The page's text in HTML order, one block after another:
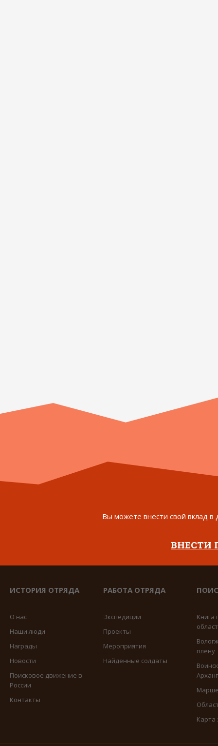
Вы можете внести свой вклад в
ВНЕСТИ
ИСТОРИЯ ОТРЯДА
О нас
Наши люди
Награды
Новости
Поисковое движение в
России
Контакты
РАБОТА ОТРЯДА
Экспедиции
Проекты
Мероприятия
Найденные солдаты
Книга
плену
Карта